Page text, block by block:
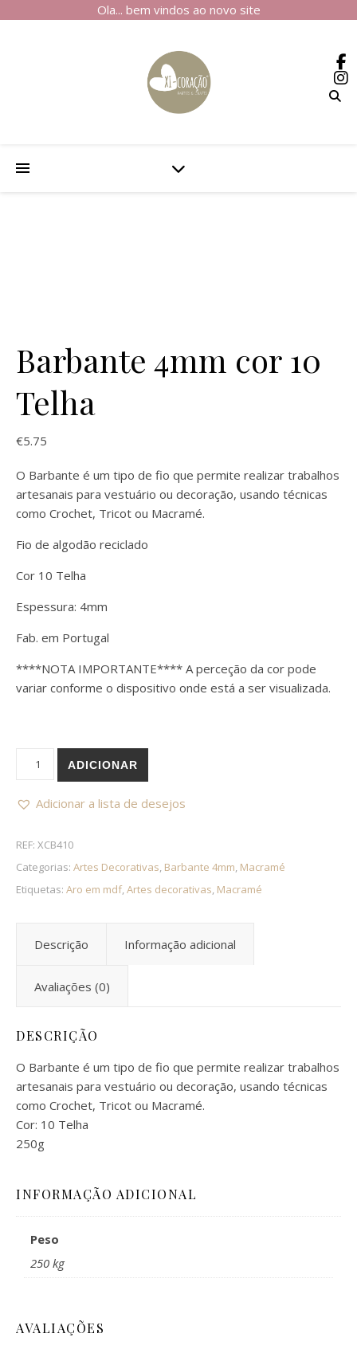
Ola... bem vindos ao novo site
Barbante 4mm cor 10
Telha
€5.75
O Barbante é um tipo de fio que permite realizar trabalhos
artesanais para vestuário ou decoração, usando técnicas
como Crochet, Tricot ou Macramé.
Fio de algodão reciclado
Cor 10 Telha
Espessura: 4mm
Fab. em Portugal
****NOTA IMPORTANTE**** A perceção da cor pode
variar conforme o dispositivo onde está a ser visualizada.
Quantidade de Barbante 4mm cor 10 Telha
ADICIONAR
Adicionar a lista de desejos
REF: XCB410
Categorias: Artes Decorativas, Barbante 4mm, Macramé
Etiquetas: Aro em mdf,Artes decorativas, Macramé
Descrição Informação adicional
Avaliações (0)
DESCRIÇÃO
O Barbante é um tipo de fio que permite realizar trabalhos
artesanais para vestuário ou decoração, usando técnicas
como Crochet, Tricot ou Macramé.
Cor: 10 Telha
250g
INFORMAÇÃO ADICIONAL
Peso
250 kg
AVALIAÇÕES